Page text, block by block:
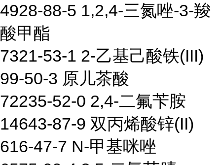
4928-88-5 1,2,4-三氮唑-3-羧
酸甲酯
7321-53-1 2-乙基己酸铁(III)
99-50-3 原儿茶酸
72235-52-0 2,4-二氟苄胺
14643-87-9 双丙烯酸锌(II)
616-47-7 N-甲基咪唑